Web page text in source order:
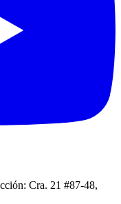
Cra. 21 #87-48,